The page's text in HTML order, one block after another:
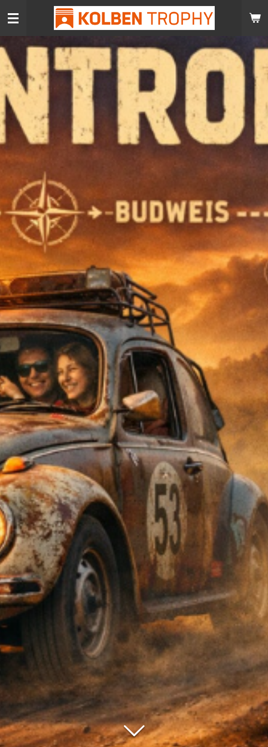
Zum
Hauptinhalt
springen